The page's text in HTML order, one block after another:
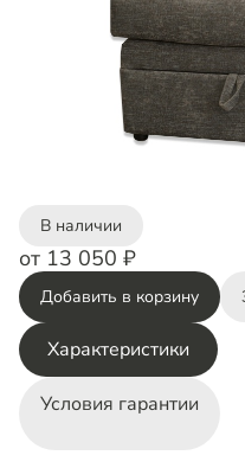
В наличии
от 13 050 ₽
Добавить в корзину
Характеристики
Условия гарантии